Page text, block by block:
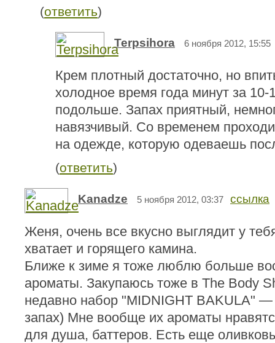
(ответить)
Terpsihora 6 ноября 2012, 15:55
Крем плотный достаточно, но
холодное время года минут за 10-
подольше. Запах приятный,
навязчивый. Со временем
на одежде, которую одеваешь
(ответить)
Kanadze 5 ноября 2012, 03:37 ссылка
Женя, очень все вкусно выглядит у
хватает и горящего камина.
Ближе к зиме я тоже люблю больше
ароматы. Закупаюсь тоже в The Body
недавно набор "MIDNIGHT BAKULA" —
запах) Мне вообще их ароматы
для душа, баттеров. Есть еще